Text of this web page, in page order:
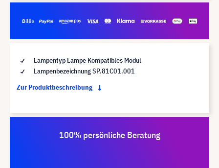
Lampentyp Lampe Kompatibles Modul
Lampenbezeichnung SP.81C01.001
Zur Produktbeschreibung
100% persönliche Beratung